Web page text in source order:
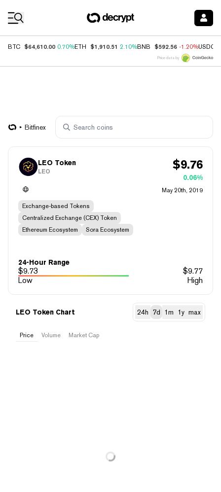
BTC $64,610.00 0.70%ETH $1,910.51 2.10%BNB $592.56 -1.20%USDC
Price data by
Bitfinex
LEO Token
LEO $9.76
0.06%
May 20th, 2019
Exchange-based Tokens
Centralized Exchange (CEX) Token
Ethereum Ecosystem
Sora Ecosystem
24-Hour Range
$9.73 $9.77
Low
High
LEO Token Chart 24h 7d 1m 1y max
Price Volume Market Cap